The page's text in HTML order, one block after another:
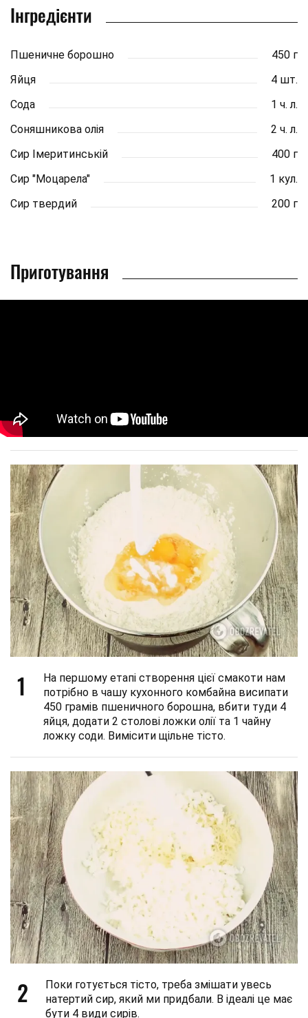
Інгредієнти
Пшеничне борошно
450 г
Яйця
4 шт.
Сода
1 ч. л.
Соняшникова олія
2 ч. л.
Сир Імеритинській
400 г
Сир "Моцарела"
1 кул.
Сир твердий
200 г
Приготування
1
На першому етапі створення цієї смакоти нам
потрібно в чашу кухонного комбайна висипати
450 грамів пшеничного борошна, вбити туди 4
яйця, додати 2 столові ложки олії та 1 чайну
ложку соди. Вимісити щільне тісто.
2
Поки готується тісто, треба змішати увесь
натертий сир, який ми придбали. В ідеалі це має
бути 4 види сирів.